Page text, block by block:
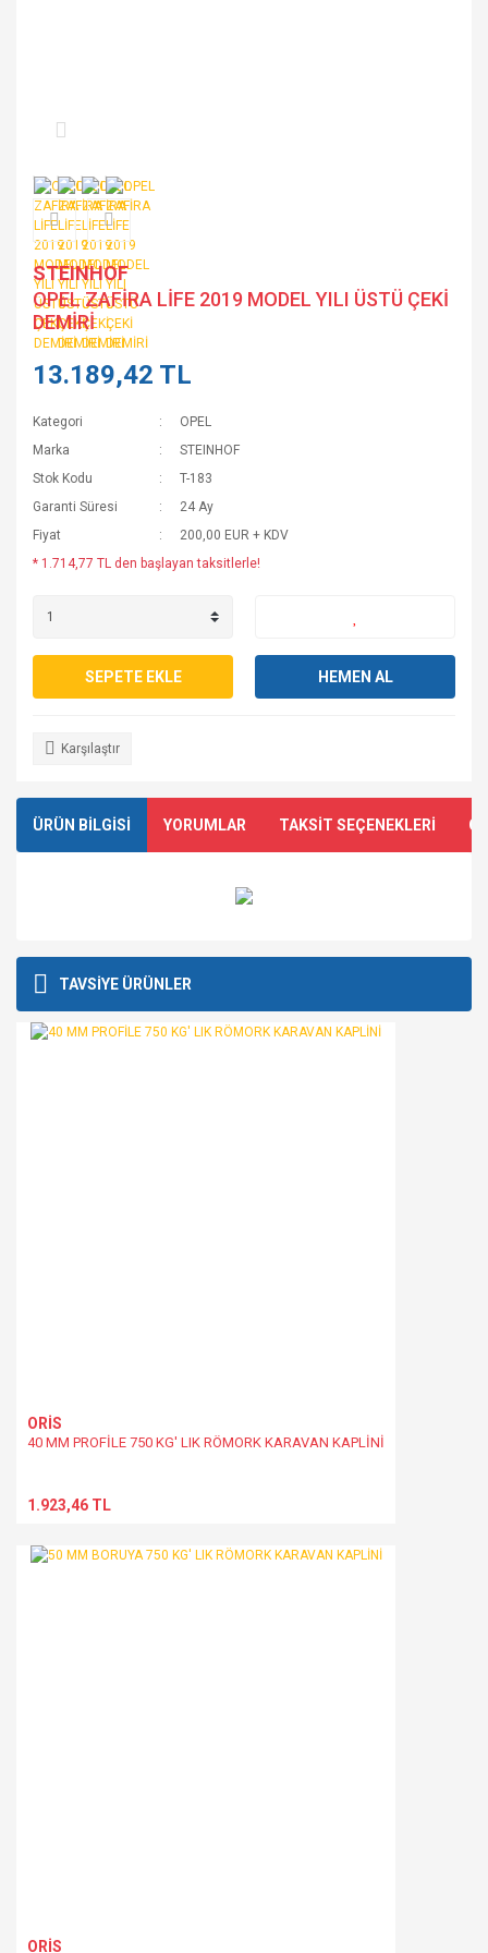
STEINHOF
OPEL ZAFİRA LİFE 2019 MODEL YILI ÜSTÜ ÇEKİ
DEMİRİ
13.189,42 TL
Kategori
OPEL
Marka
STEINHOF
Stok Kodu
T-183
Garanti Süresi
24 Ay
Fiyat
200,00 EUR + KDV
* 1.714,77 TL den başlayan taksitlerle!
SEPETE EKLE HEMEN AL
Karşılaştır
ÜRÜN BİLGİSİ YORUMLAR TAKSİT SEÇENEKLERİ
Bu ürüne ilk yorumu siz yapın!
kullanarak tarafımıza iletebilirsiniz.
Görüş ve önerileriniz için teşekkür ederiz.
TAVSİYE ÜRÜNLER
ORİS
40 MM PROFİLE 750 KG' LIK RÖMORK KARAVAN KAPLİNİ
1.923,46 TL
ORİS